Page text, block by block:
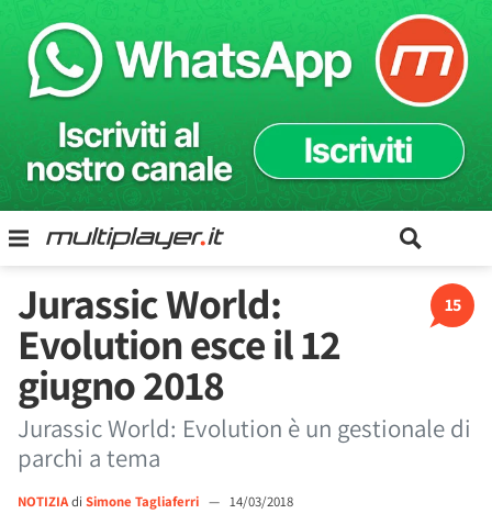
15
Jurassic World:
Evolution esce il 12
giugno 2018
Jurassic World: Evolution è un gestionale di
parchi a tema
NOTIZIAdi Simone Tagliaferri — 14/03/2018